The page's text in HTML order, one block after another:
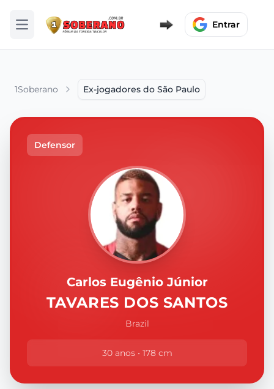
Abrir menu Entrar
1Soberano Ex-jogadores do São Paulo
Defensor
Carlos Eugênio Júnior
TAVARES DOS SANTOS
Brazil
30 anos • 178 cm